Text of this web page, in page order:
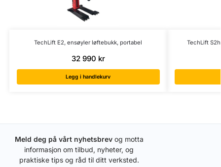
TechLift E2, ensøyler løftebukk, portabel
32 990 kr
Legg i handlekurv
TechLift
Meld deg på vårt nyhetsbrevog motta
informasjon om tilbud, nyheter, og
praktiske tips og råd til ditt verksted.